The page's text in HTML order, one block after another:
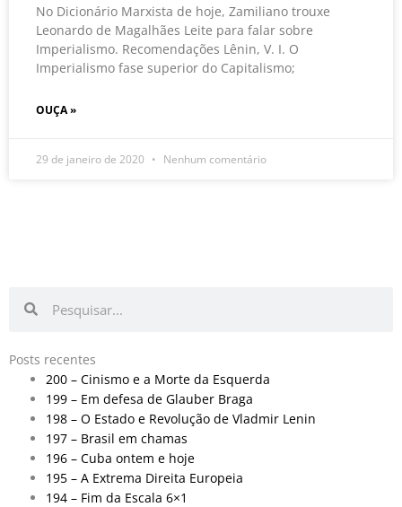
No Dicionário Marxista de hoje, Zamiliano trouxe
Leonardo de Magalhães Leite para falar sobre
Imperialismo. Recomendações Lênin, V. I. O
Imperialismo fase superior do Capitalismo;
OUÇA »
29 de janeiro de 2020 Nenhum comentário
Posts recentes
200 – Cinismo e a Morte da Esquerda
199 – Em defesa de Glauber Braga
198 – O Estado e Revolução de Vladmir Lenin
197 – Brasil em chamas
196 – Cuba ontem e hoje
195 – A Extrema Direita Europeia
194 – Fim da Escala 6×1